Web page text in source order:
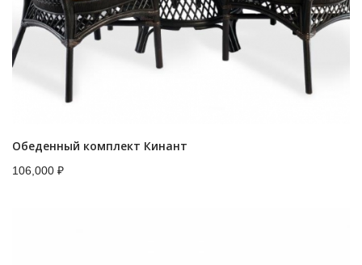
Обеденный комплект Кинант
106,000 ₽